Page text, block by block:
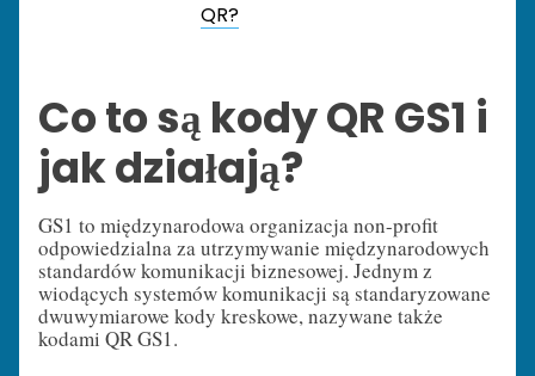
QR?
Co to są kody QR GS1 i
jak działają?
GS1 to międzynarodowa organizacja non-profit
odpowiedzialna za utrzymywanie międzynarodowych
standardów komunikacji biznesowej. Jednym z
wiodących systemów komunikacji są standaryzowane
dwuwymiarowe kody kreskowe, nazywane także
kodami QR GS1.